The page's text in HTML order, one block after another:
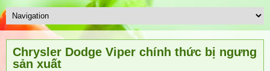
Chrysler Dodge Viper chính thức bị ngưng
sản xuất